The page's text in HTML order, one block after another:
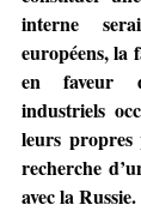
interne
européens, la
en faveur
industriels
leurs propres
recherche
avec la Russie.